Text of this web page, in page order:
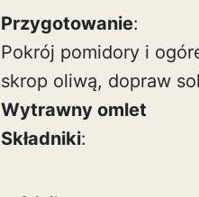
Przygotowanie:
Pokrój pomidory i
skrop oliwą, dopraw
Wytrawny omlet
Składniki: